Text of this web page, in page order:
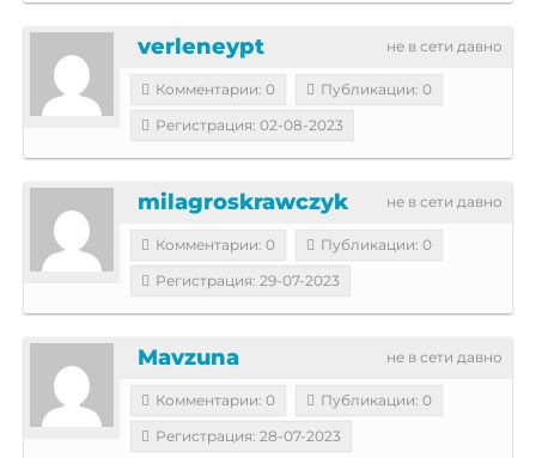
не в сети давно
verleneypt
Комментарии: 0
Публикации: 0
Регистрация: 02-08-2023
не в сети давно
milagroskrawczyk
Комментарии: 0
Публикации: 0
Регистрация: 29-07-2023
не в сети давно
Mavzuna
Комментарии: 0
Публикации: 0
Регистрация: 28-07-2023